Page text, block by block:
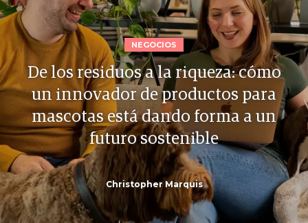
NEGOCIOS
De los residuos a la riqueza: cómo
un innovador de productos para
mascotas está dando forma a un
futuro sostenible
Christopher Marquis